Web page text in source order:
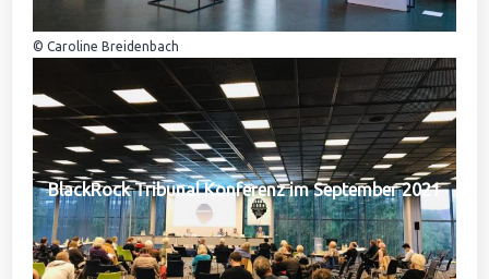
© Caroline Breidenbach
BlackRock Tribunal Konferenz im September 2021